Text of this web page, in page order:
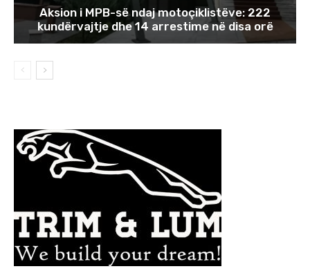
Aksion i MPB-së ndaj motoçiklistëve: 222
kundërvajtje dhe 14 arrestime në disa orë